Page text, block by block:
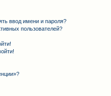
ввод имени и пароля?
пользователей?